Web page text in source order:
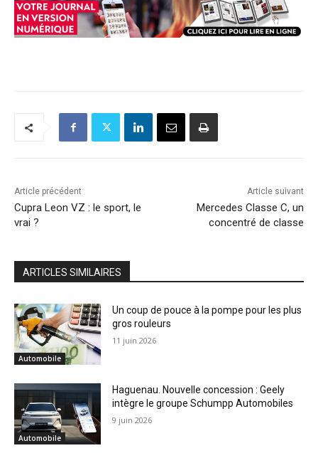
Article précédent
Cupra Leon VZ : le sport, le
vrai ?
Article suivant
Mercedes Classe C, un
concentré de classe
ARTICLES SIMILAIRES
Automobile
Un coup de pouce à la pompe pour les plus
gros rouleurs
11 juin 2026
Automobile
Haguenau. Nouvelle concession : Geely
intègre le groupe Schumpp Automobiles
9 juin 2026